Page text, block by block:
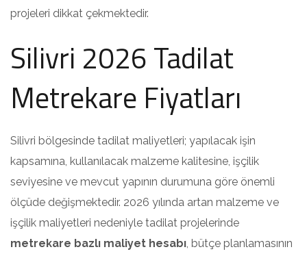
projeleri dikkat çekmektedir.
Silivri 2026 Tadilat
Metrekare Fiyatları
Silivri bölgesinde tadilat maliyetleri; yapılacak işin
kapsamına, kullanılacak malzeme kalitesine, işçilik
seviyesine ve mevcut yapının durumuna göre önemli
ölçüde değişmektedir. 2026 yılında artan malzeme ve
işçilik maliyetleri nedeniyle tadilat projelerinde
metrekare bazlı maliyet hesabı, bütçe planlamasının